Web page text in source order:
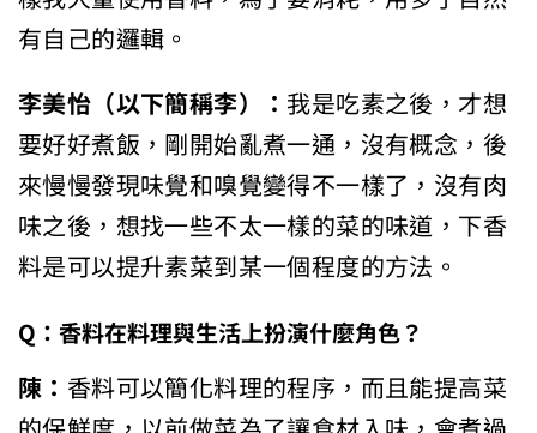
有自己的邏輯。
李美怡（以下簡稱李）：我是吃素之後，才想
要好好煮飯，剛開始亂煮一通，沒有概念，後
來慢慢發現味覺和嗅覺變得不一樣了，沒有肉
味之後，想找一些不太一樣的菜的味道，下香
料是可以提升素菜到某一個程度的方法。
Q：香料在料理與生活上扮演什麼角色？
陳：香料可以簡化料理的程序，而且能提高菜